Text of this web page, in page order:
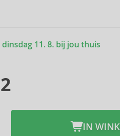
11. 8. bij jou thuis
IN